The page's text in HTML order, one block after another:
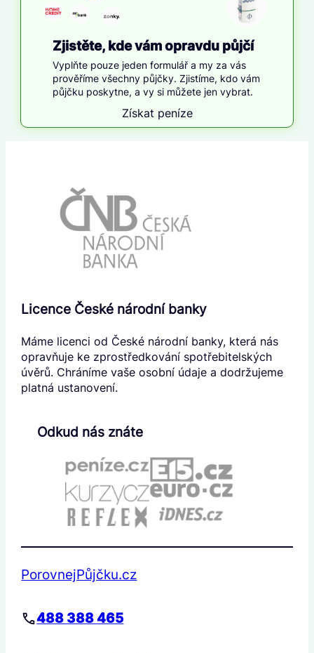
Zjistěte, kde vám opravdu půjčí
Vyplňte pouze jeden formulář a my za vás
prověříme všechny půjčky. Zjistíme, kdo vám
půjčku poskytne, a vy si můžete jen vybrat.
Získat peníze
Licence České národní banky
Máme licenci od České národní banky, která nás
opravňuje ke zprostředkování spotřebitelských
úvěrů. Chráníme vaše osobní údaje a dodržujeme
platná ustanovení.
Odkud nás znáte
PorovnejPůjčku.cz
488 388 465